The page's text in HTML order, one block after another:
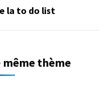
Onglet
la to do list
thème